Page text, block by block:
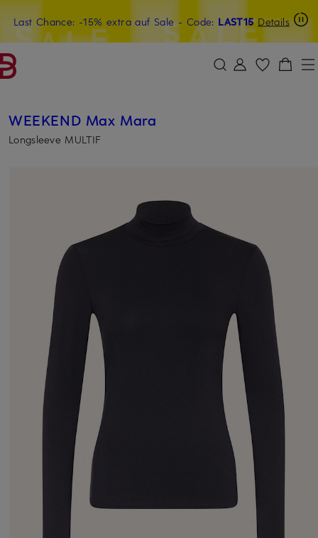
ZUM HAUPTINHALT ÜBERSPRINGEN ZUM SUCHFELD ÜBERSPRINGEN
Last Chance: -15% extra auf Sale- Code: LAST15 Details
20€-Willkommensgutschein mit Beyond sichern
WEEKEND Max Mara
Longsleeve MULTIF